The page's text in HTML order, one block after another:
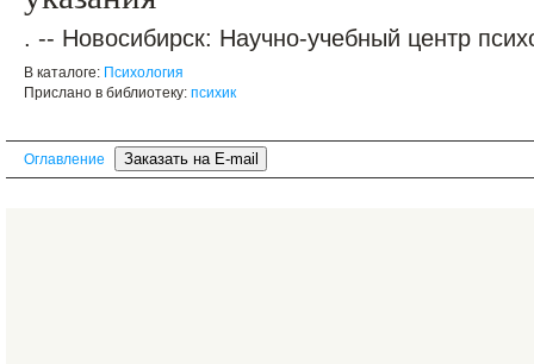
. -- Новосибирск: Научно-учебный центр
В каталоге: Психология
Прислано в библиотеку: психик
Оглавление